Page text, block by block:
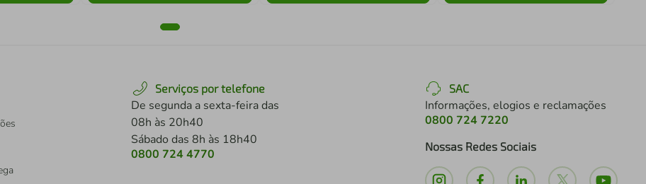
Serviços por telefone
De segunda a sexta-feira das
08h às 20h40
Sábado das 8h às 18h40
0800 724 4770
SAC
Informações, elogios e reclamações
0800 724 7220
Nossas Redes Sociais